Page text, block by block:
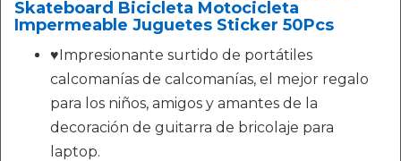
Skateboard Bicicleta Motocicleta
Impermeable Juguetes Sticker 50Pcs
♥Impresionante surtido de portátiles
calcomanías de calcomanías, el mejor regalo
para los niños, amigos y amantes de la
decoración de guitarra de bricolaje para
laptop.